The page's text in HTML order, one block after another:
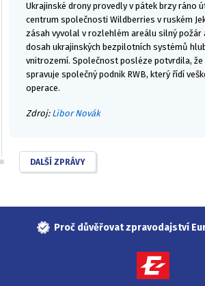
Ukrajinské drony provedly v pátek brzy ráno
centrum společnosti Wildberries v ruském
zásah vyvolal v rozlehlém areálu silný
dosah ukrajinských bezpilotních systémů
vnitrozemí. Společnost posléze potvrdila, že
spravuje společný podnik RWB, který řídí
operace.
Zdroj: Libor Novák
DALŠÍ ZPRÁVY
Proč důvěřovat zpravodajství